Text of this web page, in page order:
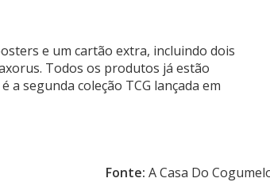
e um cartão extra, incluindo dois
Todos os produtos já estão
a segunda coleção TCG lançada em
Fonte: A Casa Do